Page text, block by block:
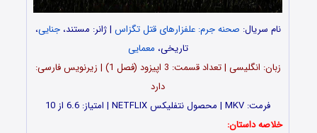
نام سریال: صحنه جرم: علفزارهای قتل تگزاس | ژانر: مستند،جنایی،
تاریخی، معمایی
زبان: انگلیسی | تعداد قسمت‌‌‌‌: 3 اپیزود (فصل 1) | زیرنویس فارسی:
دارد
فرمت: MKV | محصول نتفلیکس NETFLIX | امتیاز: 6.6 از 10
خلاصه داستان: